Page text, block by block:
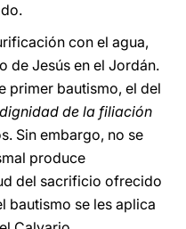
con el agua,
de Jesús en el Jordán.
primer bautismo, el del
de la filiación
Sin embargo, no se
produce
del sacrificio ofrecido
bautismo se les aplica